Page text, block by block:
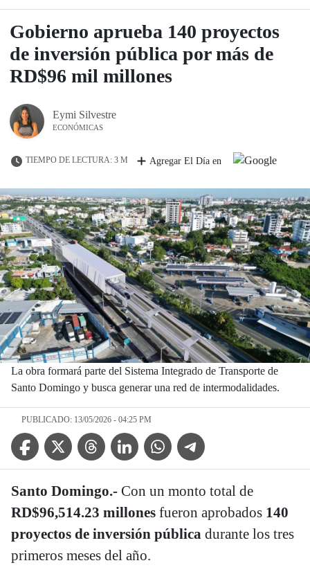
Gobierno aprueba 140 proyectos
de inversión pública por más de
RD$96 mil millones
Eymi Silvestre
ECONÓMICAS
TIEMPO DE LECTURA: 3 M Agregar El Día en
La obra formará parte del Sistema Integrado de Transporte de
Santo Domingo y busca generar una red de intermodalidades.
PUBLICADO: 13/05/2026 - 04:25 PM
Facebook IconTwitter IconThreads IconLinkedin IconWhatsApp IconTelegram Icon
Santo Domingo.- Con un monto total de
RD$96,514.23 millones fueron aprobados 140
proyectos de inversión pública durante los tres
primeros meses del año.